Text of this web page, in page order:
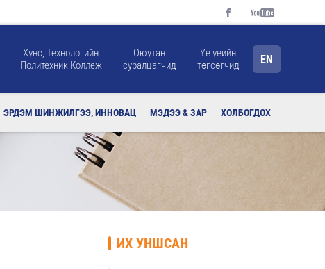
Хүнс, Технологийн
Политехник Коллеж
Оюутан
суралцагчид
Үе үеийн
төгсөгчид
EN
ЭРДЭМ ШИНЖИЛГЭЭ, ИННОВАЦ МЭДЭЭ & ЗАР ХОЛБОГДОХ
ИХ УНШСАН